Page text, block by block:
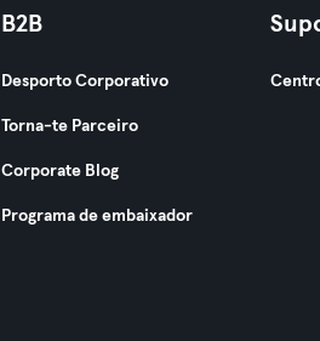
B2B
Desporto Corporativo
Torna-te Parceiro
Corporate Blog
Programa de embaixador